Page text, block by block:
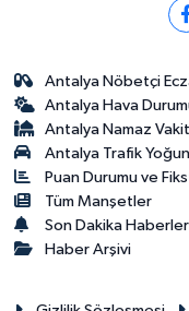
Antalya Nöbetçi
Antalya Hava
Antalya Namaz
Antalya Trafik
Puan Durumu ve
Tüm Manşetler
Son Dakika
Haber Arşivi